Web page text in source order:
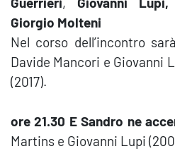
Giorgio Molteni
Nel corso dell’incontro
Davide Mancori e Giovanni
(2017).
ore 21.30 E Sandro ne
Martins e Giovanni Lupi